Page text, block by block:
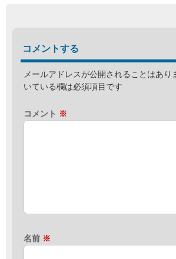
コメントする
メールアドレスが公開されることはあり
いている欄は必須項目です
コメント ※
名前 ※